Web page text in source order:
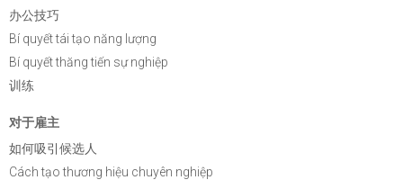
办公技巧
Bí quyết tái tạo năng lượng
Bí quyết thăng tiến sự nghiệp
训练
对于雇主
如何吸引候选人
Cách tạo thương hiệu chuyên nghiệp